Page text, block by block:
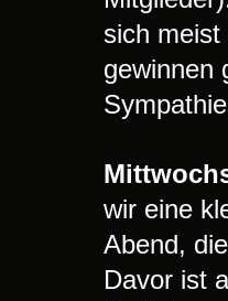
sich
gewinnen
wir eine
Abend,
Davor ist